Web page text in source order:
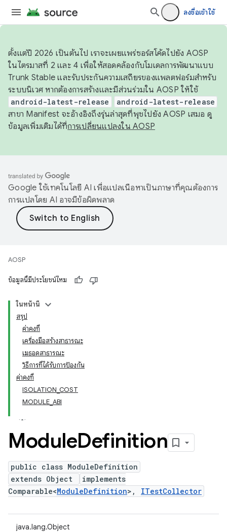
ลงชื่อเข้าใช้
ตั้งแต่ปี 2026 เป็นต้นไป เราจะเผยแพร่ซอร์สโค้ดไปยัง AOSP
ในไตรมาสที่ 2 และ 4 เพื่อให้สอดคล้องกับโมเดลการพัฒนาแบบ
Trunk Stable และรับประกันความเสถียรของแพลตฟอร์มสำหรับ
ระบบนิเวศ หากต้องการสร้างและมีส่วนร่วมใน AOSP ให้ใช้
android-latest-release android-latest-release
สาขา Manifest จะอ้างอิงถึงรุ่นล่าสุดที่พุชไปยัง AOSP เสมอ ดู
ข้อมูลเพิ่มเติมได้ที่การเปลี่ยนแปลงใน AOSP
Google ใช้เทคโนโลยี AI เพื่อแปลเนื้อหาเป็นภาษาที่คุณต้องการ
การแปลโดย AI อาจมีข้อผิดพลาด
AOSP
ข้อมูลนี้มีประโยชน์ไหม
ในหน้านี้
สรุป
ค่าคงที่
เครื่องมือสร้างสาธารณะ
เมธอดสาธารณะ
วิธีการที่ได้รับการป้องกัน
ค่าคงที่
ISOLATION_COST
MODULE_ABI
ModuleDefinition
public class ModuleDefinition
extends Object
implements
Comparable<ModuleDefinition>, ITestCollector
java.lang.Object